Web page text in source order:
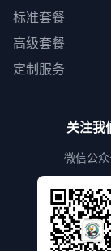
标准套餐
高级套餐
定制服务
关注我
微信公众